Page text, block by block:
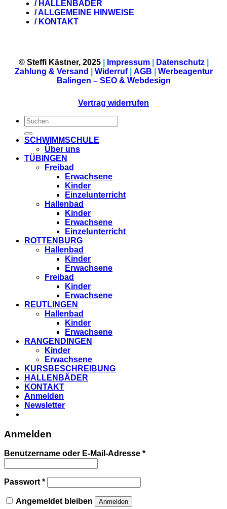
/ HALLENBÄDER
/ ALLGEMEINE HINWEISE
/ KONTAKT
© Steffi Kästner, 2025 Impressum Datenschutz
Zahlung & Versand
Widerruf AGB
Werbeagentur
Balingen – SEO & Webdesign
Vertrag widerrufen
SCHWIMMSCHULE
Über uns
TÜBINGEN
Freibad
Erwachsene
Kinder
Einzelunterricht
Hallenbad
Kinder
Erwachsene
Einzelunterricht
ROTTENBURG
Hallenbad
Kinder
Erwachsene
Freibad
Kinder
Erwachsene
REUTLINGEN
Hallenbad
Kinder
Erwachsene
RANGENDINGEN
Kinder
Erwachsene
KURSBESCHREIBUNG
HALLENBÄDER
KONTAKT
Anmelden
Newsletter
Anmelden
Benutzername oder E-Mail-Adresse *
Passwort*
Angemeldet bleiben Anmelden